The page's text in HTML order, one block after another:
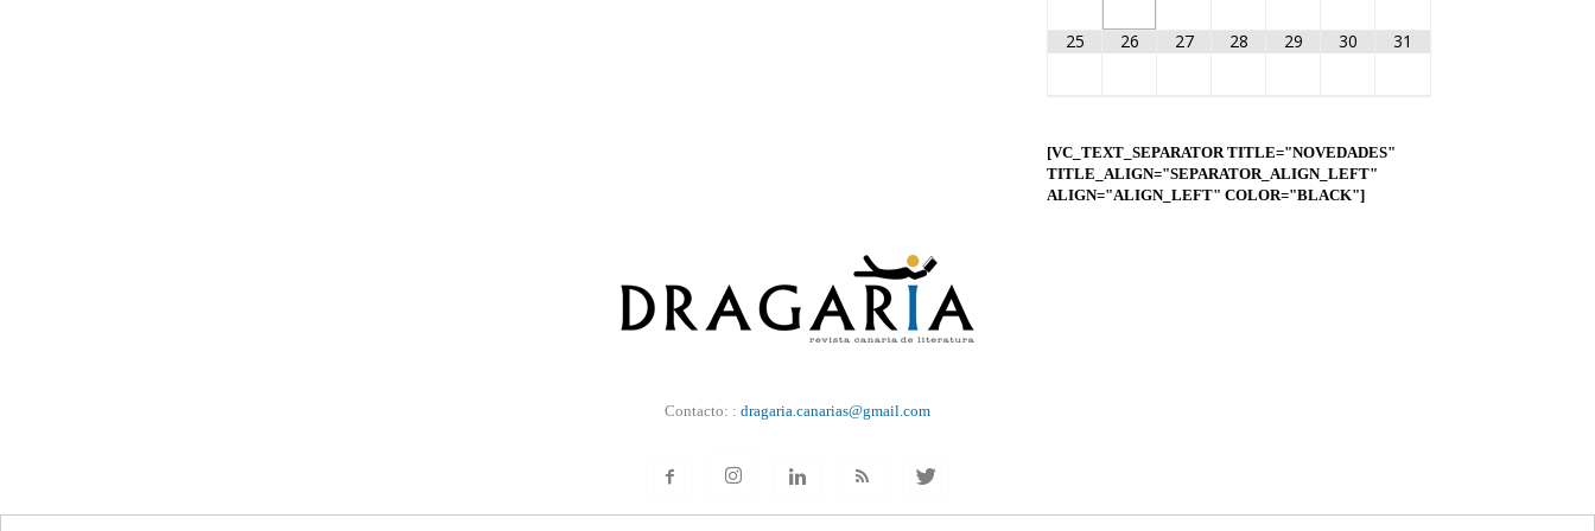
25 26 27 28 29 30 31
[VC_TEXT_SEPARATOR TITLE="NOVEDADES"
TITLE_ALIGN="SEPARATOR_ALIGN_LEFT"
ALIGN="ALIGN_LEFT" COLOR="BLACK"]
Contacto: : dragaria.canarias@gmail.com